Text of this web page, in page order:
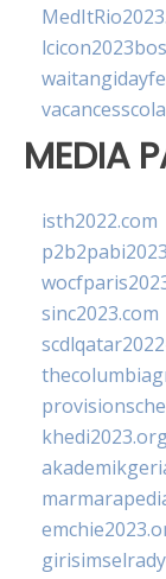
MEDIA
isth2022.com
sinc2023.com